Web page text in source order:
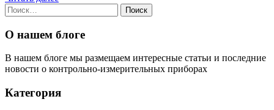
Найти:
О нашем блоге
В нашем блоге мы размещаем интересные статьи и последние
новости о контрольно-измерительных приборах
Категория